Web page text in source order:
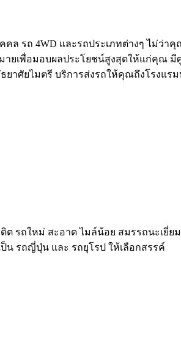
ล รถ 4WD และรถประเภทต่างๆ ไม่ว่า
เพื่อมอบผลประโยชน์สูงสุดให้แก่คุณ มี
ศัยไมตรี บริการส่งรถให้คุณถึงโรงแรม
ต รถใหม่ สะอาด ไมล์น้อย สมรรถนะเยี่
น รถญี่ปุ่น และ รถยุโรป ให้เลือกสรรค์